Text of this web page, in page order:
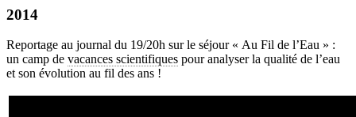
2014
Reportage au journal du 19/20h sur le séjour « Au Fil de l’Eau » :
un camp de vacances scientifiques pour analyser la qualité de l’eau
et son évolution au fil des ans !